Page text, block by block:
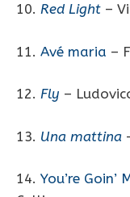
10. Red Light –
11. Avé maria –
12. Fly –
13. Una mattina
14. You’re Goin’